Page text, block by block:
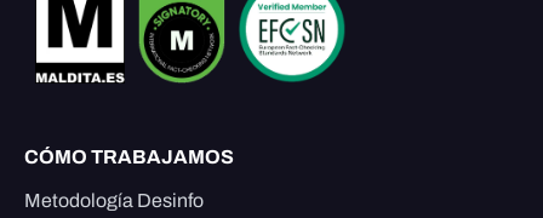
CÓMO TRABAJAMOS
Metodología Desinfo